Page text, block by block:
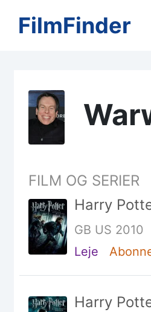
FilmFinder
FILM OG SERIER
Harry
GB US 2010
Leje
Harry